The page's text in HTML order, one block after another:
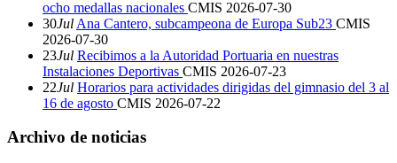
ocho medallas nacionales CMIS 2026-07-30
30Jul Ana Cantero, subcampeona de Europa Sub23 CMIS
2026-07-30
23Jul Recibimos a la Autoridad Portuaria en nuestras
Instalaciones Deportivas CMIS 2026-07-23
22Jul Horarios para actividades dirigidas del gimnasio del 3 al
16 de agosto CMIS 2026-07-22
Archivo de noticias